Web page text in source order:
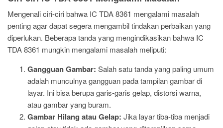
Mengenali ciri-ciri bahwa IC TDA 8361 mengalami masalah
penting agar dapat segera mengambil tindakan perbaikan yang
diperlukan. Beberapa tanda yang mengindikasikan bahwa IC
TDA 8361 mungkin mengalami masalah meliputi:
Gangguan Gambar: Salah satu tanda yang paling umum
adalah munculnya gangguan pada tampilan gambar di
layar. Ini bisa berupa garis-garis gelap, distorsi warna,
atau gambar yang buram.
Gambar Hilang atau Gelap: Jika layar tiba-tiba menjadi